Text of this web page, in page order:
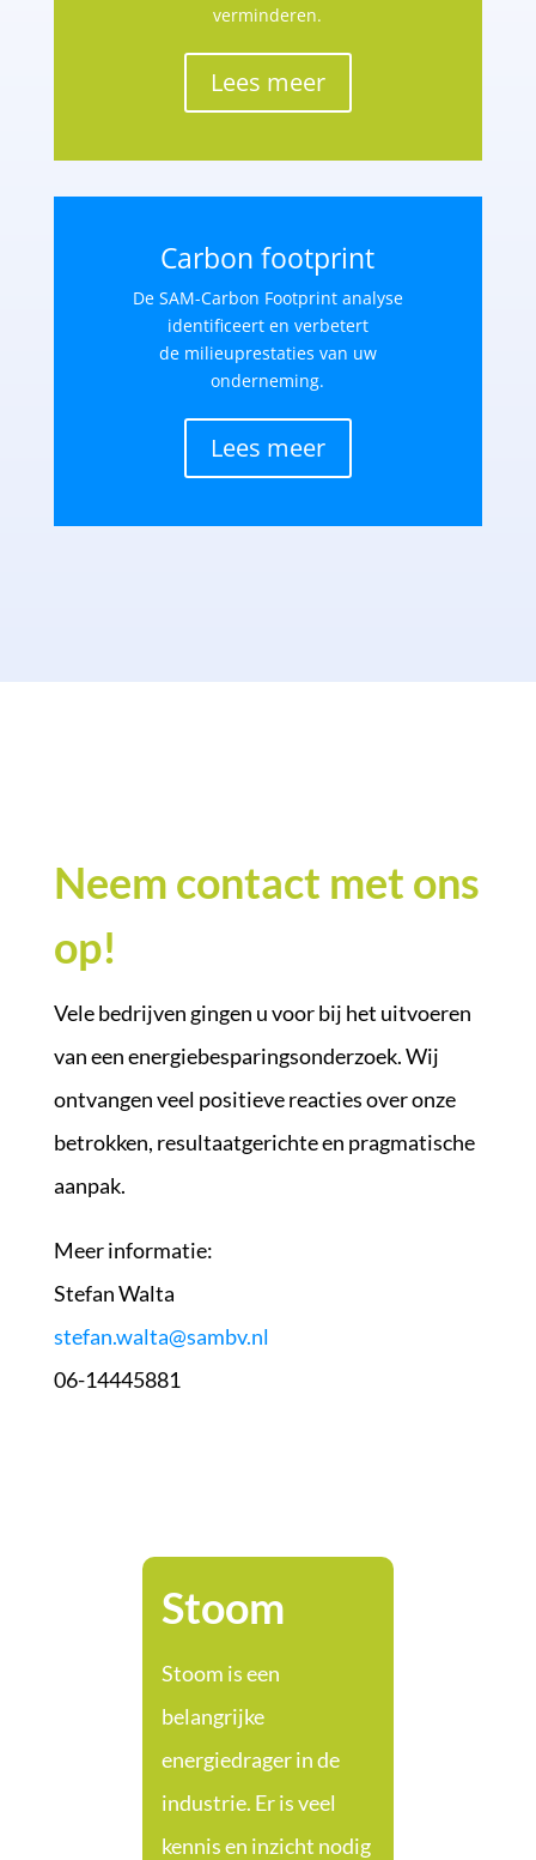
verminderen.
Lees meer
Carbon footprint
De SAM-Carbon Footprint analyse
identificeert en verbetert
de milieuprestaties van uw
onderneming.
Lees meer
Neem contact met ons
op!
Vele bedrijven gingen u voor bij het uitvoeren
van een energiebesparingsonderzoek. Wij
ontvangen veel positieve reacties over onze
betrokken, resultaatgerichte en pragmatische
aanpak.
Meer informatie:
Stefan Walta
stefan.walta@sambv.nl
06-14445881
Stoom
Stoom is een
belangrijke
energiedrager in de
industrie. Er is veel
kennis en inzicht nodig